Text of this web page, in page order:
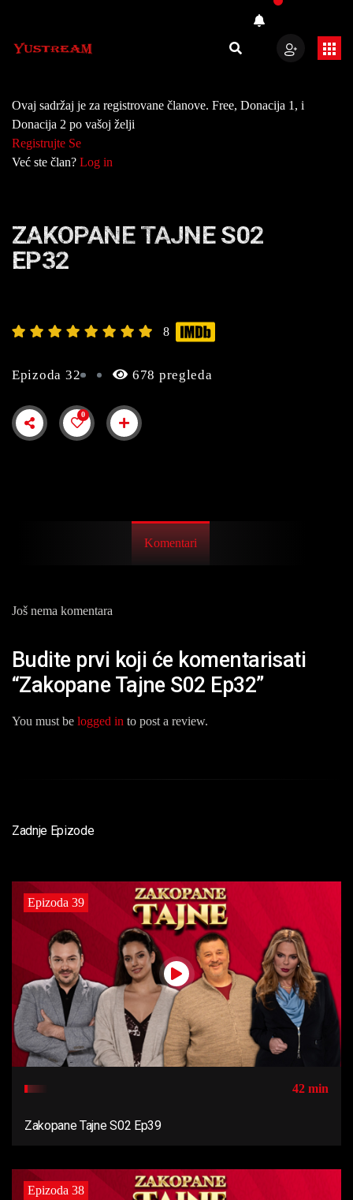
Ovaj sadržaj je za registrovane članove. Free, Donacija 1, i
Donacija 2 po vašoj želji
Registrujte Se
Već ste član? Log in
ZAKOPANE TAJNE S02
EP32
8
Epizoda 32 678 pregleda
0
Komentari
Još nema komentara
Budite prvi koji će komentarisati
“Zakopane Tajne S02 Ep32”
You must be logged in to post a review.
Zadnje Epizode
Epizoda 39
42 min
Zakopane Tajne S02 Ep39
Epizoda 38